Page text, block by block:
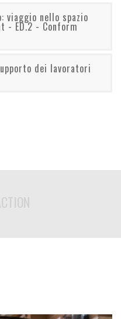
viaggio nello spazio
- ED.2 - Conform
dei lavoratori